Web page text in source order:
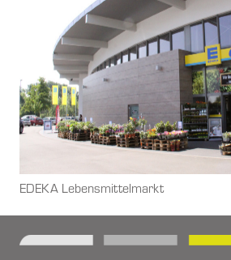
EDEKA Lebensmittelmarkt